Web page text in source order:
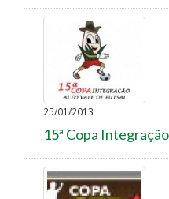
25/01/2013
15ª Copa